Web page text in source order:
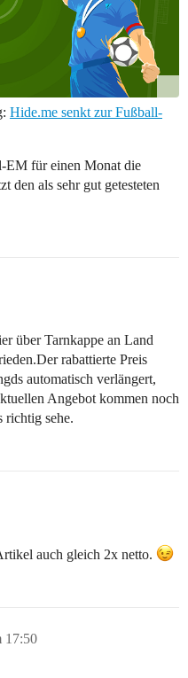
Hide.me senkt zur Fußball-
EM für einen Monat die
den als sehr gut getesteten
über Tarnkappe an Land
rabattierte Preis
automatisch verlängert,
Angebot kommen noch
richtig sehe.
auch gleich 2x netto.
17:50